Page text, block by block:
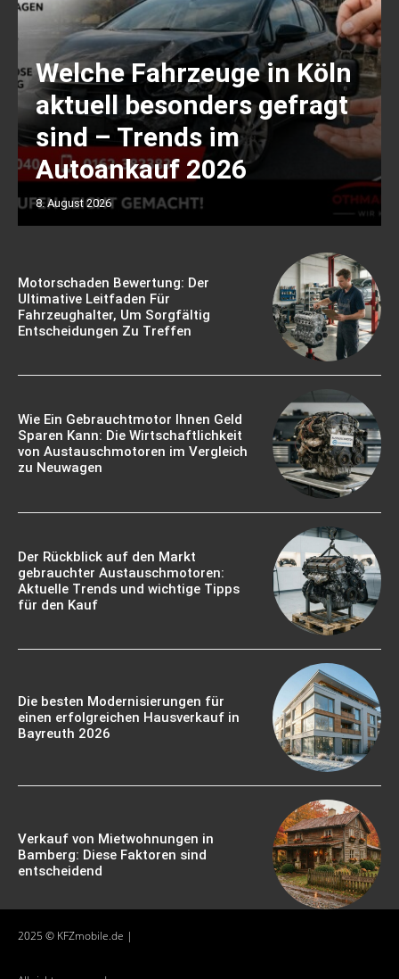
Welche Fahrzeuge in Köln
aktuell besonders gefragt
sind – Trends im
Autoankauf 2026
8. August 2026
Motorschaden Bewertung: Der
Ultimative Leitfaden Für
Fahrzeughalter, Um Sorgfältig
Entscheidungen Zu Treffen
Wie Ein Gebrauchtmotor Ihnen Geld
Sparen Kann: Die Wirtschaftlichkeit
von Austauschmotoren im Vergleich
zu Neuwagen
Der Rückblick auf den Markt
gebrauchter Austauschmotoren:
Aktuelle Trends und wichtige Tipps
für den Kauf
Die besten Modernisierungen für
einen erfolgreichen Hausverkauf in
Bayreuth 2026
Verkauf von Mietwohnungen in
Bamberg: Diese Faktoren sind
entscheidend
2025 © KFZmobile.de |